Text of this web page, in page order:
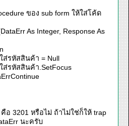
ของ sub form ให้ใส่โค้ด
As Integer, Response As
หัสสินค้า = Null
หัสสินค้า.SetFocus
อ 3201 หรือไม่ ถ้าไม่ใช่ก็ให้ trap
นะครับ